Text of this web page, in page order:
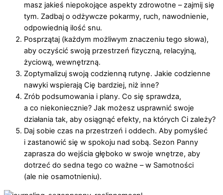
masz jakieś niepokojące aspekty zdrowotne – zajmij się
tym. Zadbaj o odżywcze pokarmy, ruch, nawodnienie,
odpowiednią ilość snu.
Posprzątaj (każdym możliwym znaczeniu tego słowa),
aby oczyścić swoją przestrzeń fizyczną, relacyjną,
życiową, wewnętrzną.
Zoptymalizuj swoją codzienną rutynę. Jakie codzienne
nawyki wspierają Cię bardziej, niż inne?
Zrób podsumowania i plany. Co się sprawdza,
a co niekoniecznie? Jak możesz usprawnić swoje
działania tak, aby osiągnąć efekty, na których Ci zależy?
Daj sobie czas na przestrzeń i oddech. Aby pomyśleć
i zastanowić się w spokoju nad sobą. Sezon Panny
zaprasza do wejścia głęboko w swoje wnętrze, aby
dotrzeć do sedna tego co ważne – w Samotności
(ale nie osamotnieniu).